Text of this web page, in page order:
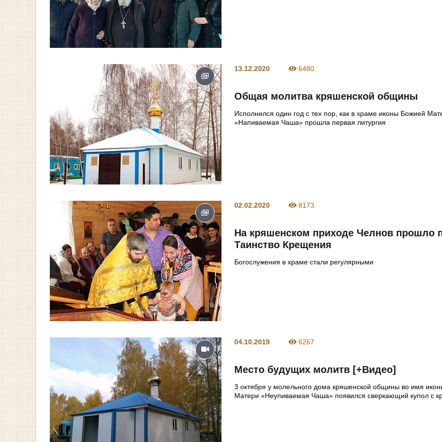
13.12.2020 6480
Общая молитва кряшенской общины
Исполнился один год с тех пор, как в храме иконы Божией
«Напиваемая Чаша» прошла первая литургия
02.02.2020 8173
На кряшенском приходе Челнов прошло
Таинство Крещения
Богослужения в храме стали регулярными
04.10.2019 6267
Место будущих молитв [+Видео]
3 октября у молельного дома кряшенской общины во имя
Матери «Неупиваемая Чаша» появился сверкающий купол с